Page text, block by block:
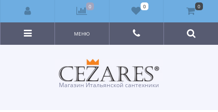
Магазин Итальянской сантехники
МЕНЮ
0 0 0